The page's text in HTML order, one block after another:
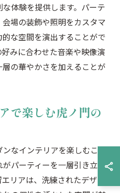
体験を提供します。パーテ
場の装飾や照明をカスタマ
な空間を演出することがで
みに合わせた音楽や映像演
の華やかさを加えることが
で楽しむ虎ノ門の
なインテリアを楽しむこと
パーティーを一層引き立て
リアは、洗練されたデザイ